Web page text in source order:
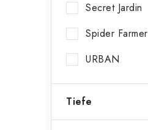
Secret Jardin
Spider Farmer
URBAN
Tiefe